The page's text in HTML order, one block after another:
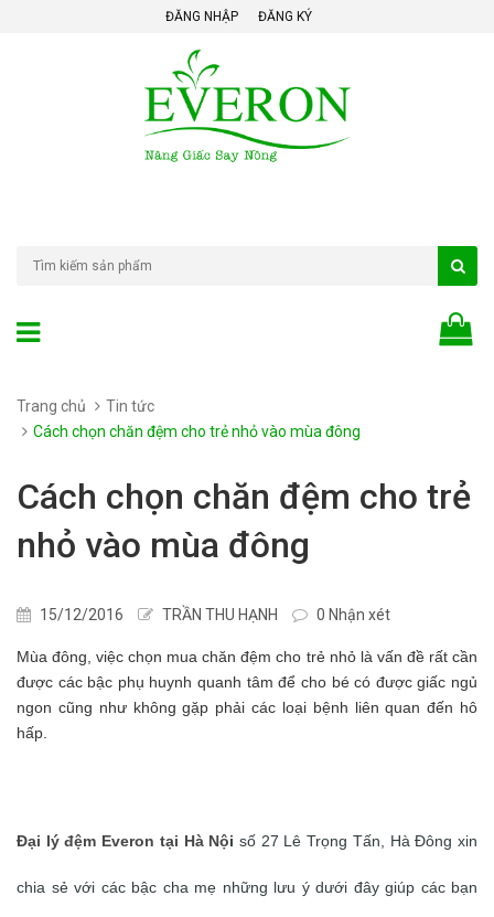
ĐĂNG NHẬP ĐĂNG KÝ
Trang chủ
Tin tức
Cách chọn chăn đệm cho trẻ nhỏ vào mùa đông
Cách chọn chăn đệm cho trẻ
nhỏ vào mùa đông
15/12/2016 TRẦN THU HẠNH 0 Nhận xét
Mùa đông, việc chọn mua chăn đệm cho trẻ nhỏ là vấn đề rất cần
được các bậc phụ huynh quanh tâm để cho bé có được giấc ngủ
ngon cũng như không gặp phải các loại bệnh liên quan đến hô
hấp.
Đại lý đệm Everon tại Hà Nộisố 27 Lê Trọng Tấn, Hà Đông xin
chia sẻ với các bậc cha mẹ những lưu ý dưới đây giúp các bạn